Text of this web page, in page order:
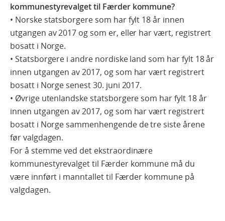
kommunestyrevalget til Færder kommune?
• Norske statsborgere som har fylt 18 år innen
utgangen av 2017 og som er, eller har vært, registrert
bosatt i Norge.
• Statsborgere i andre nordiske land som har fylt 18 år
innen utgangen av 2017, og som har vært registrert
bosatt i Norge senest 30. juni 2017.
• Øvrige utenlandske statsborgere som har fylt 18 år
innen utgangen av 2017, og som har vært registrert
bosatt i Norge sammenhengende de tre siste årene
før valgdagen.
For å stemme ved det ekstraordinære
kommunestyrevalget til Færder kommune må du
være innført i manntallet til Færder kommune på
valgdagen.